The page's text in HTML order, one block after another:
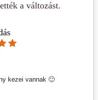
a változást.
kezei vannak 🙂